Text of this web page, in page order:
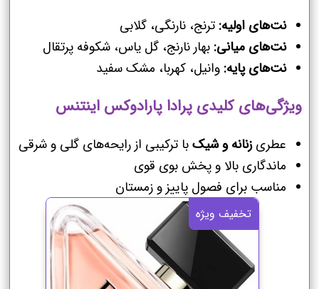
نت‌های اولیه: ترنج، نارنگی، گلابی
نت‌های میانی: بهار نارنج، گل یاس، شکوفه پرتقال
نت‌های پایه: وانیل، کهربا، مشک سفید
ویژگی‌های کلیدی پرادا پارادوکس اینتنس
عطریزنانه و شیکبا ترکیبی از رایحه‌های گلی و شرقی
ماندگاری بالا و پخش بوی قوی
مناسب برای فصول پاییز و زمستان
تخفیف ویژه